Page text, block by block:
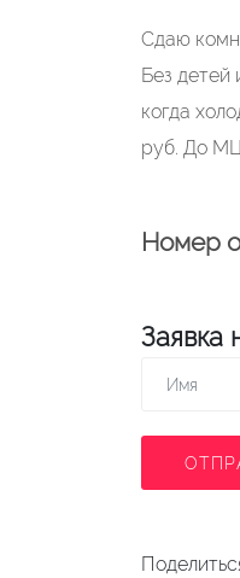
Сдаю
Без детей
когда
руб. До
Номер
Заявка